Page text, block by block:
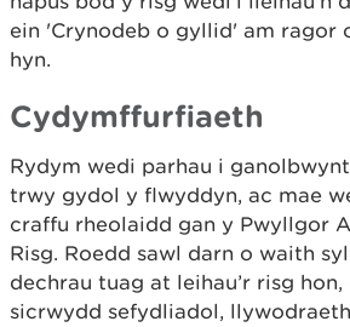
ein 'Crynodeb o gyllid' am ragor
hyn.
Cydymffurfiaeth
Rydym wedi parhau i
trwy gydol y flwyddyn, ac mae
craffu rheolaidd gan y Pwyllgor
Risg. Roedd sawl darn o waith
dechrau tuag at leihau’r risg
sicrwydd sefydliadol,